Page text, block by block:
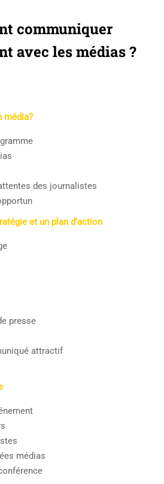
communiquer
avec les médias ?
média?
des journalistes
et un plan d’action
presse
attractif
médias